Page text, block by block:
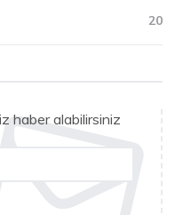
20
haber alabilirsiniz